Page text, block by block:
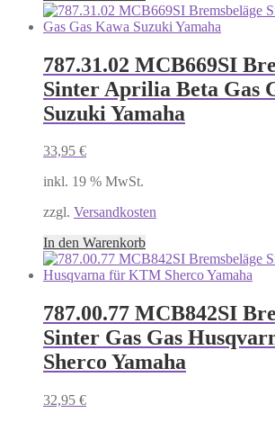
787.31.02 MCB669SI
Sinter Aprilia Beta Gas
Suzuki Yamaha
33,95 €
inkl. 19 % MwSt.
zzgl. Versandkosten
In den Warenkorb
787.00.77 MCB842SI
Sinter Gas Gas
Sherco Yamaha
32,95 €